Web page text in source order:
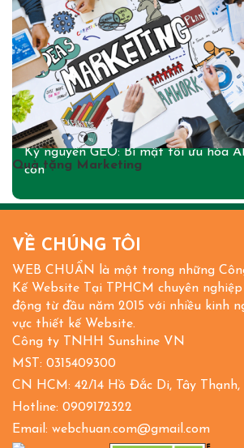
Chuẩn WebMCP: Bí Quyết Tối Ưu
Phá
WordPress 7.0: Chi tiết từ A-Z bản
Cập Nhật Bảng Giá Tên Miền &
OpenClaw AI: Bí mật tạo trợ lý cá
Kỷ nguyên GEO: Bí mật tối ưu hóa
còn
Quà tặng Marketing
VỀ CHÚNG TÔI
WEB CHUẨN là một trong những
Kế Website Tại TPHCM chuyên
động từ đầu năm 2015 với nhiều kinh
vực thiết kế Website.
Công ty TNHH Sunshine VN
MST: 0315409300
CN HCM: 42/14 Hồ Đắc Di, Tây
Hotline: 0909172322
Email: webchuan.com@gmail.com